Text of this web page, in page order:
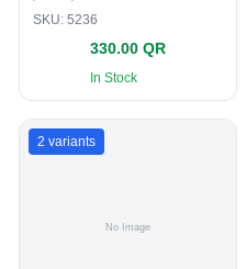
SKU: 5236
330.00 QR
In Stock
2 variants